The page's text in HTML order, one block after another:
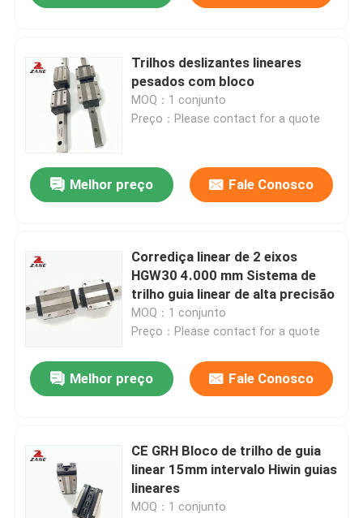
Trilhos deslizantes lineares
pesados ​​com bloco
MOQ：1 conjunto
Preço：Please contact for a quote
Melhor preço Fale Conosco
Corrediça linear de 2 eixos
HGW30 4.000 mm Sistema de
trilho guia linear de alta precisão
MOQ：1 conjunto
Preço：Please contact for a quote
Melhor preço Fale Conosco
CE GRH Bloco de trilho de guia
linear 15mm intervalo Hiwin guias
lineares
MOQ：1 conjunto